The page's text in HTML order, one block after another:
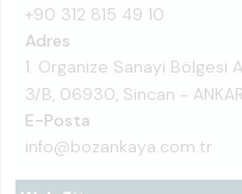
+90 312 815 49 10
Adres
1. Organize Sanayi Bölgesi
3/B, 06930, Sincan -
E-Posta
info@bozankaya.com.tr